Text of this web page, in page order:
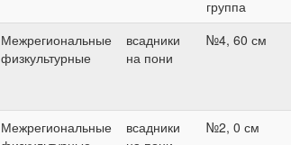
группа
Межрегиональные
физкультурные
всадники
на пони
№4, 60 см
Межрегиональные
всадники
№2, 0 см